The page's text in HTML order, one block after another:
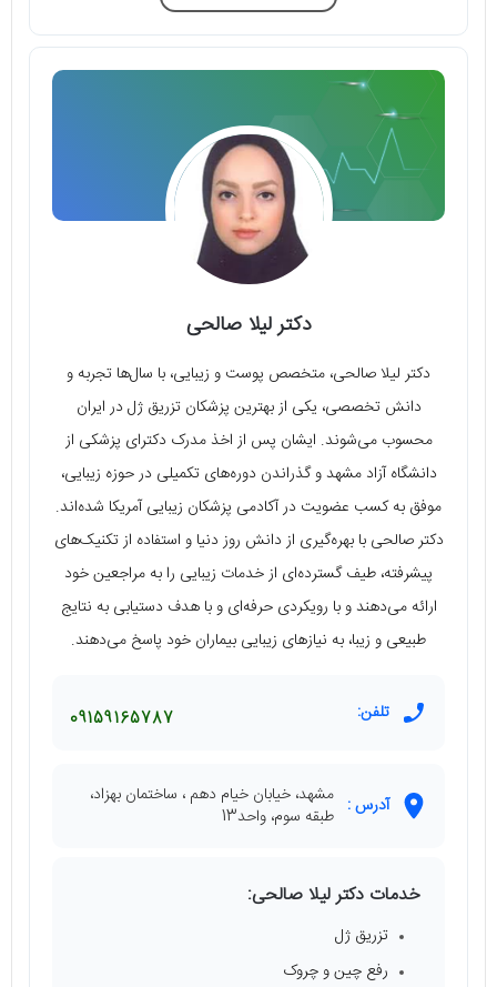
دکتر لیلا صالحی
دکتر لیلا صالحی، متخصص پوست و زیبایی، با سال‌ها تجربه و
دانش تخصصی، یکی از بهترین پزشکان تزریق ژل در ایران
محسوب می‌شوند. ایشان پس از اخذ مدرک دکترای پزشکی از
دانشگاه آزاد مشهد و گذراندن دوره‌های تکمیلی در حوزه زیبایی،
موفق به کسب عضویت در آکادمی پزشکان زیبایی آمریکا شده‌اند.
دکتر صالحی با بهره‌گیری از دانش روز دنیا و استفاده از تکنیک‌های
پیشرفته، طیف گسترده‌ای از خدمات زیبایی را به مراجعین خود
ارائه می‌دهند و با رویکردی حرفه‌ای و با هدف دستیابی به نتایج
طبیعی و زیبا، به نیازهای زیبایی بیماران خود پاسخ می‌دهند.
تلفن: 09159165787
آدرس : مشهد، خیابان خیام دهم ، ساختمان بهزاد،
طبقه سوم، واحد13
خدمات دکتر لیلا صالحی:
تزریق ژل
رفع چین و چروک